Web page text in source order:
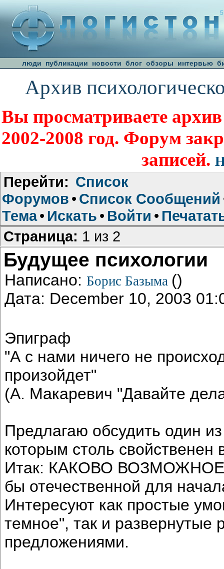
люди публикации новости блог обзоры интервью
Архив
Вы просматриваете
2002-2008 год. Форум
записей.
Перейти: Список
Форумов • Список Сообщений
Тема• Искать • Войти •
Страница: 1 из 2
Будущее психологии
Написано: Борис Базыма ()
Дата: December 10, 2003
Эпиграф
"А с нами ничего не
произойдет"
(А. Макаревич "Давайте
Предлагаю обсудить один
которым столь
Итак: КАКОВО
бы отечественной для
Интересуют как простые
темное", так и
предложениями.